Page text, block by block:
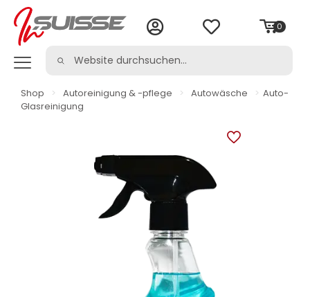
0
Shop > Autoreinigung & -pflege > Autowäsche > Auto-
Glasreinigung